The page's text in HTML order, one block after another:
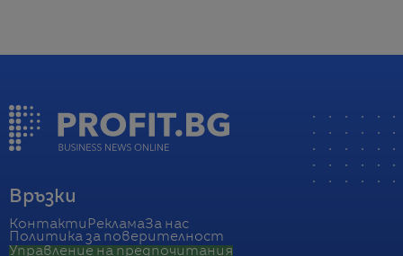
Връзки
Контакти РекламаЗа нас
Политика за поверителност
Управление на предпочитания